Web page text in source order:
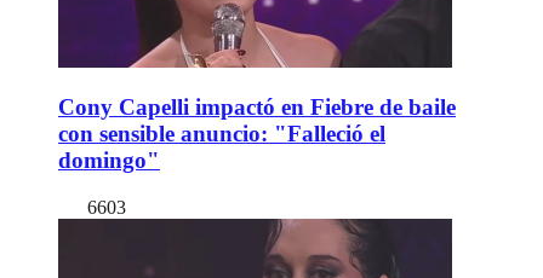
Cony Capelli impactó en Fiebre de baile
con sensible anuncio: "Falleció el
domingo"
6603